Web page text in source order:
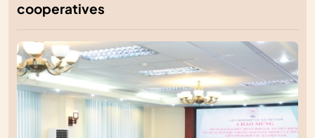
cooperatives